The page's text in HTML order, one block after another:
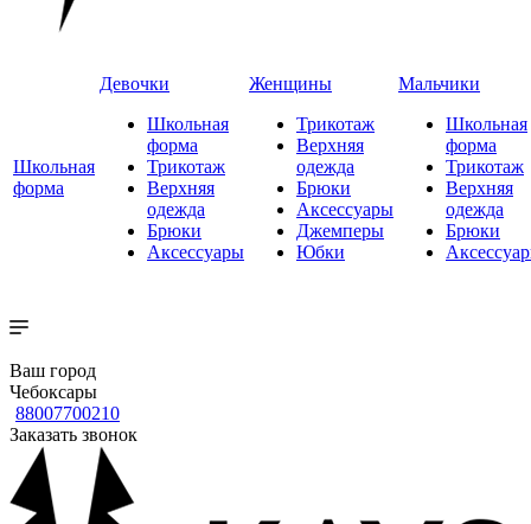
Школьная
форма
Девочки
Школьная
форма
Трикотаж
Верхняя
одежда
Брюки
Аксессуары
Женщины
Трикотаж
Верхняя
одежда
Брюки
Аксессуары
Джемперы
Юбки
Мальчики
Школьная
форма
Трикотаж
Верхняя
одежда
Брюки
Ваш город
Чебоксары
88007700210
Заказать звонок